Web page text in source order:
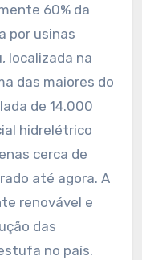
60% da
por usinas
localizada na
das maiores do
de 14.000
hidrelétrico
cerca de
até agora. A
renovável e
das
no país.